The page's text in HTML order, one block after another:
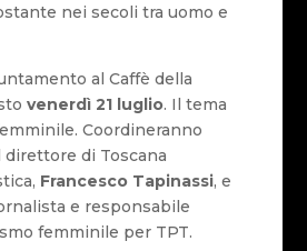
nei secoli tra uomo e
al Caffè della
venerdì 21 luglio. Il tema
Coordineranno
direttore di Toscana
Francesco Tapinassi, e
e responsabile
femminile per TPT.